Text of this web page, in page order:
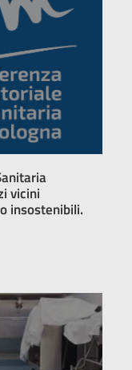
vicini
insostenibili.